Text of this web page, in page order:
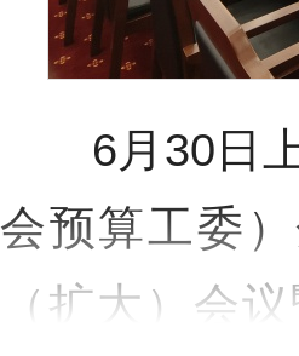
6月30日
会预算工委
（扩大）会